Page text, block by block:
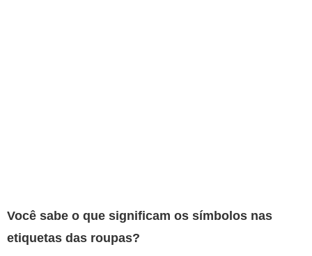
Você sabe o que significam os símbolos nas
etiquetas das roupas?